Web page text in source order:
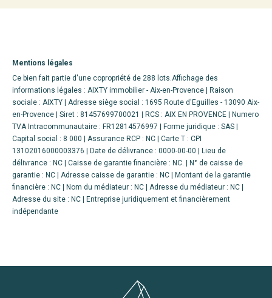
Mentions légales
Ce bien fait partie d'une copropriété de 288 lots.Affichage des
informations légales : AIXTY immobilier - Aix-en-Provence | Raison
sociale : AIXTY | Adresse siège social : 1695 Route d'Eguilles - 13090 Aix-
en-Provence | Siret : 81457699700021 | RCS : AIX EN PROVENCE | Numero
TVA Intracommunautaire : FR12814576997 | Forme juridique : SAS |
Capital social : 8 000 | Assurance RCP : NC | Carte T : CPI
13102016000003376 | Date de délivrance : 0000-00-00 | Lieu de
délivrance : NC | Caisse de garantie financière : NC. | N° de caisse de
garantie : NC | Adresse caisse de garantie : NC | Montant de la garantie
financière : NC | Nom du médiateur : NC | Adresse du médiateur : NC |
Adresse du site : NC |
Entreprise juridiquement et financièrement
indépendante